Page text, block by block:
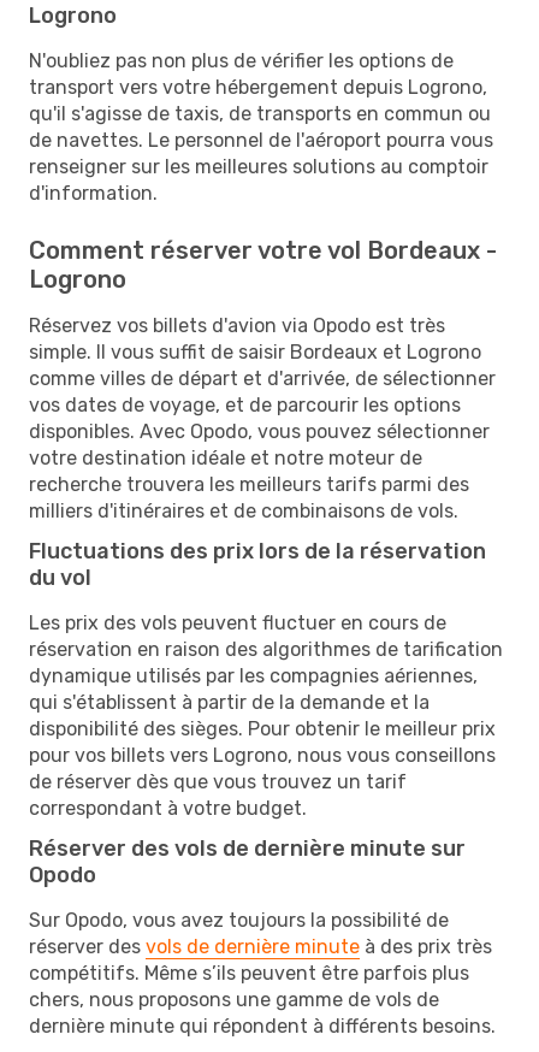
Logrono
N'oubliez pas non plus de vérifier les options de
transport vers votre hébergement depuis Logrono,
qu'il s'agisse de taxis, de transports en commun ou
de navettes. Le personnel de l'aéroport pourra vous
renseigner sur les meilleures solutions au comptoir
d'information.
Comment réserver votre vol Bordeaux -
Logrono
Réservez vos billets d'avion via Opodo est très
simple. Il vous suffit de saisir Bordeaux et Logrono
comme villes de départ et d'arrivée, de sélectionner
vos dates de voyage, et de parcourir les options
disponibles. Avec Opodo, vous pouvez sélectionner
votre destination idéale et notre moteur de
recherche trouvera les meilleurs tarifs parmi des
milliers d'itinéraires et de combinaisons de vols.
Fluctuations des prix lors de la réservation
du vol
Les prix des vols peuvent fluctuer en cours de
réservation en raison des algorithmes de tarification
dynamique utilisés par les compagnies aériennes,
qui s'établissent à partir de la demande et la
disponibilité des sièges. Pour obtenir le meilleur prix
pour vos billets vers Logrono, nous vous conseillons
de réserver dès que vous trouvez un tarif
correspondant à votre budget.
Réserver des vols de dernière minute sur
Opodo
Sur Opodo, vous avez toujours la possibilité de
réserver des vols de dernière minute à des prix très
compétitifs. Même s’ils peuvent être parfois plus
chers, nous proposons une gamme de vols de
dernière minute qui répondent à différents besoins.